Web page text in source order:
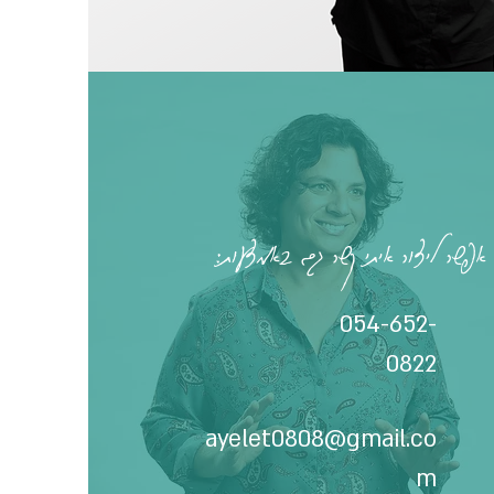
אפשר ליצור איתי קשר גם באמצעות:
054-652-
0822
ayelet0808@gmail.co
m